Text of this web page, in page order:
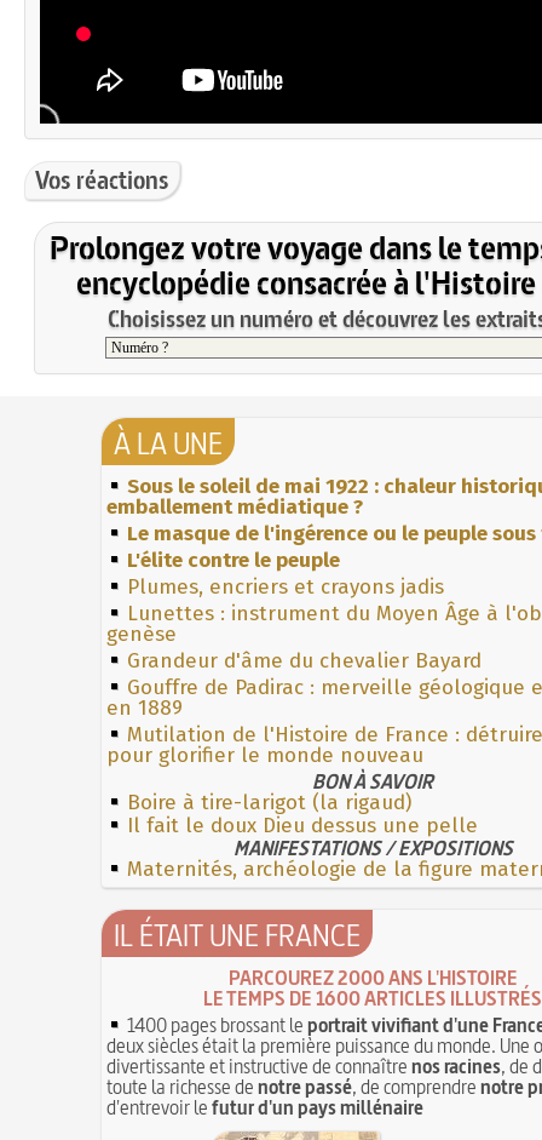
Vos réactions
Prolongez votre voyage dans le
encyclopédie consacrée à l'Histoire
Choisissez un numéro et découvrez les
À LA UNE
Sous le soleil de mai 1922 : chaleur
emballement médiatique ?
Le masque de l'ingérence ou le peuple
L'élite contre le peuple
Plumes, encriers et crayons jadis
Lunettes : instrument du Moyen Âge à
genèse
Grandeur d'âme du chevalier Bayard
Gouffre de Padirac : merveille géologique
en 1889
Mutilation de l'Histoire de France :
pour glorifier le monde nouveau
BON À SAVOIR
Boire à tire-larigot (la rigaud)
Il fait le doux Dieu dessus une pelle
MANIFESTATIONS / EXPOSITIONS
Maternités, archéologie de la figure
IL ÉTAIT UNE FRANCE
PARCOUREZ 2000 ANS L'HISTOIRE
LE TEMPS DE 1600 ARTICLES ILLUSTRÉS
1400 pages brossant leportrait vivifiant d'une
deux siècles était la première puissance du monde. Une
divertissante et instructive de connaîtrenos racines, de
toute la richesse denotre passé, de comprendrenotre
d'entrevoir lefutur d'un pays millénaire